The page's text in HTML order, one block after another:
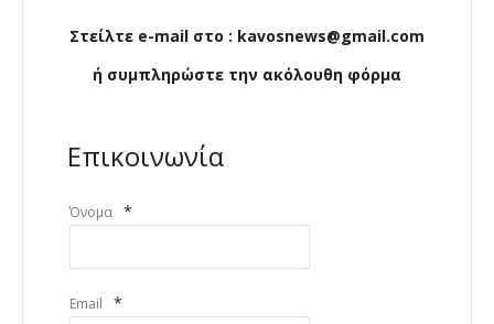
Στείλτε e-mail στο : kavosnews@gmail.com
ή συμπληρώστε την ακόλουθη φόρμα
Επικοινωνία
Όνομα *
Email *